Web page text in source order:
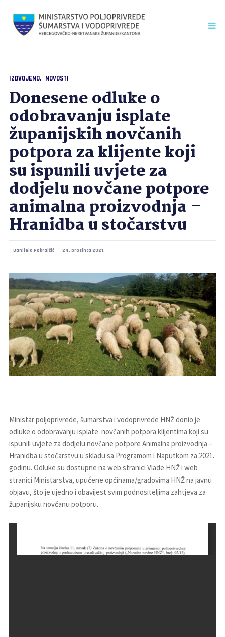
IZDVOJENO NOVOSTI
Donesene odluke o
odobravanju isplate
županijskih novčanih
potpora za klijente koji
su ispunili uvjete za
dodjelu novčane potpore
animalna proizvodnja –
Hranidba u stočarstvu
Danijela Pokrajčić 24. prosinca 2021.
Ministar poljoprivrede, šumarstva i vodoprivrede HNŽ donio je
odluke o odobravanju isplate novčanih potpora klijentima koji su
ispunili uvjete za dodjelu novčane potpore Animalna proizvodnja –
Hranidba u stočarstvu u skladu sa Programom i Naputkom za 2021.
godinu. Odluke su dostupne na web stranici Vlade HNŽ i web
stranici Ministarstva, upućene općinama/gradovima HNŽ na javnu
objavu, što je ujedno i obavijest svim podnositeljima zahtjeva za
županijsku novčanu potporu.